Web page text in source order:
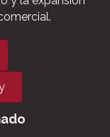
®
barreras de la
y la expansión